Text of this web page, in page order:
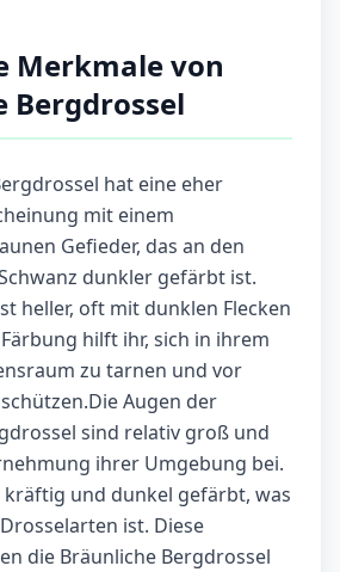
Merkmale von
Bergdrossel
hat eine eher
mit einem
Gefieder, das an den
dunkler gefärbt ist.
heller, oft mit dunklen Flecken
hilft ihr, sich in ihrem
zu tarnen und vor
Augen der
sind relativ groß und
ihrer Umgebung bei.
kräftig und dunkel gefärbt, was
ist. Diese
die Bräunliche Bergdrossel